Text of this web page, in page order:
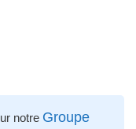
notre Groupe